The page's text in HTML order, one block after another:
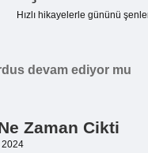
Hızlı hikayelerle gününü
devam ediyor mu
Zaman Cikti
2024